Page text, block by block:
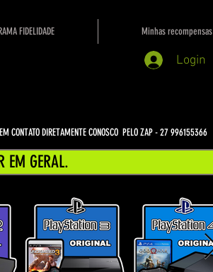
FIDELIDADE Minhas recompensas
Login
EM GERAL.
CONTATO DIRETAMENTE CONOSCO PELO ZAP - 27 996155366